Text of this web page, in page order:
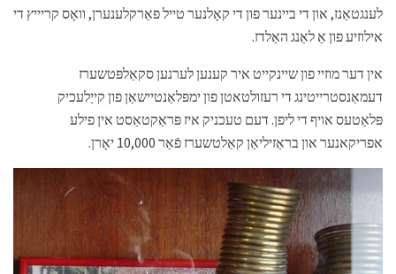
לענגטאַנז, און די ביינער פון די קאָלנער טייל פאַרקלענערן, וואָס קריייץ די
אילוזיע פון ​​אַ לאַנג האַלדז.
אין דער מוזיי פון שיינקייט איר קענען לערנען סקאַלפּטשערז
דעמאַנסטרייטינג די רעזולטאטן פון ימפּלאַנטיישאַן פון קייַלעכיק
פּלאַטעס אויף די ליפן. דעם טעכניק איז פּראַקטאַסט אין פילע
אפריקאנער און בראַזיליאַן קאַלטשערז פֿאַר 10,000 יאָרן.